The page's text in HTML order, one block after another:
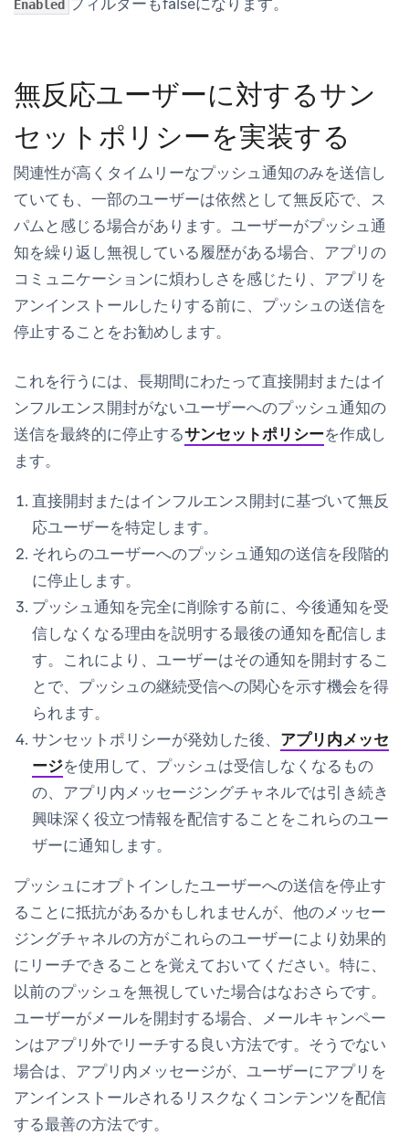
Enabled
無反応ユーザーに対するサン
セットポリシーを実装する
関連性が高くタイムリーなプッシュ通知のみを送信し
ていても、一部のユーザーは依然として無反応で、ス
パムと感じる場合があります。ユーザーがプッシュ通
知を繰り返し無視している履歴がある場合、アプリの
コミュニケーションに煩わしさを感じたり、アプリを
アンインストールしたりする前に、プッシュの送信を
停止することをお勧めします。
これを行うには、長期間にわたって直接開封またはイ
ンフルエンス開封がないユーザーへのプッシュ通知の
送信を最終的に停止するサンセットポリシーを作成し
ます。
直接開封またはインフルエンス開封に基づいて無反
応ユーザーを特定します。
それらのユーザーへのプッシュ通知の送信を段階的
に停止します。
プッシュ通知を完全に削除する前に、今後通知を受
信しなくなる理由を説明する最後の通知を配信しま
す。これにより、ユーザーはその通知を開封するこ
とで、プッシュの継続受信への関心を示す機会を得
られます。
サンセットポリシーが発効した後、 アプリ内メッセ
ージを使用して、プッシュは受信しなくなるもの
の、アプリ内メッセージングチャネルでは引き続き
興味深く役立つ情報を配信することをこれらのユー
ザーに通知します。
プッシュにオプトインしたユーザーへの送信を停止す
ることに抵抗があるかもしれませんが、他のメッセー
ジングチャネルの方がこれらのユーザーにより効果的
にリーチできることを覚えておいてください。特に、
以前のプッシュを無視していた場合はなおさらです。
ユーザーがメールを開封する場合、メールキャンペー
ンはアプリ外でリーチする良い方法です。そうでない
場合は、アプリ内メッセージが、ユーザーにアプリを
アンインストールされるリスクなくコンテンツを配信
する最善の方法です。